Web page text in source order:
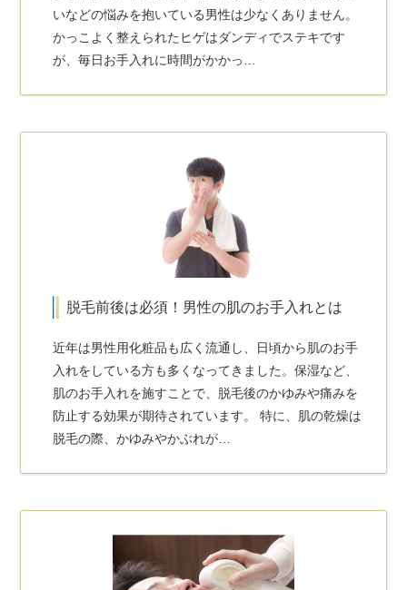
いなどの悩みを抱いている男性は少なくありません。
かっこよく整えられたヒゲはダンディでステキです
が、毎日お手入れに時間がかかっ…
脱毛前後は必須！男性の肌のお手入れとは
近年は男性用化粧品も広く流通し、日頃から肌のお手
入れをしている方も多くなってきました。保湿など、
肌のお手入れを施すことで、脱毛後のかゆみや痛みを
防止する効果が期待されています。 特に、肌の乾燥は
脱毛の際、かゆみやかぶれが…